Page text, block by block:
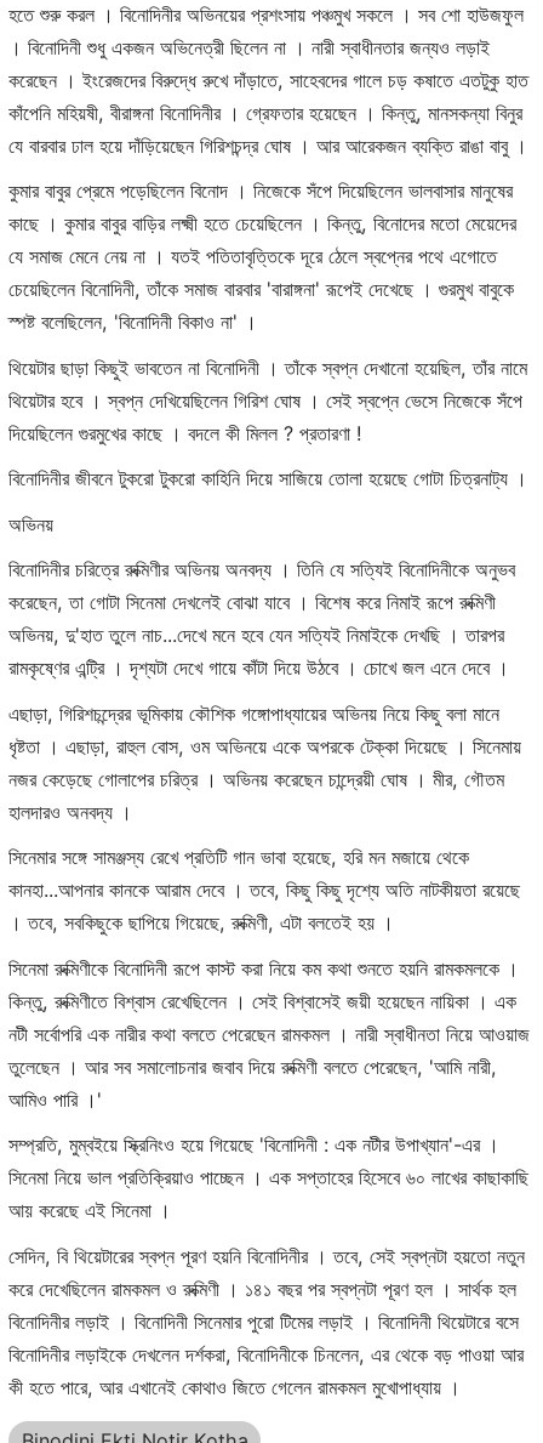
হতে শুরু করল । বিনোদিনীর অভিনয়ের প্রশংসায় পঞ্চমুখ সকলে । সব শো হাউজফুল
। বিনোদিনী শুধু একজন অভিনেত্রী ছিলেন না । নারী স্বাধীনতার জন্যও লড়াই
করেছেন । ইংরেজদের বিরুদ্ধে রুখে দাঁড়াতে, সাহেবদের গালে চড় কষাতে এতটুকু হাত
কাঁপেনি মহিয়ষী, বীরাঙ্গনা বিনোদিনীর । গ্রেফতার হয়েছেন । কিন্তু, মানসকন্যা বিনুর
যে বারবার ঢাল হয়ে দাঁড়িয়েছেন গিরিশচন্দ্র ঘোষ । আর আরেকজন ব্যক্তি রাঙা বাবু ।
কুমার বাবুর প্রেমে পড়েছিলেন বিনোদ । নিজেকে সঁপে দিয়েছিলেন ভালবাসার মানুষের
কাছে । কুমার বাবুর বাড়ির লক্ষ্মী হতে চেয়েছিলেন । কিন্তু, বিনোদের মতো মেয়েদের
যে সমাজ মেনে নেয় না । যতই পতিতাবৃত্তিকে দূরে ঠেলে স্বপ্নের পথে এগোতে
চেয়েছিলেন বিনোদিনী, তাঁকে সমাজ বারবার 'বারাঙ্গনা' রূপেই দেখেছে । গুরমুখ বাবুকে
স্পষ্ট বলেছিলেন, 'বিনোদিনী বিকাও না' ।
থিয়েটার ছাড়া কিছুই ভাবতেন না বিনোদিনী । তাঁকে স্বপ্ন দেখানো হয়েছিল, তাঁর নামে
থিয়েটার হবে । স্বপ্ন দেখিয়েছিলেন গিরিশ ঘোষ । সেই স্বপ্নে ভেসে নিজেকে সঁপে
দিয়েছিলেন গুরমুখের কাছে । বদলে কী মিলল ? প্রতারণা !
বিনোদিনীর জীবনে টুকরো টুকরো কাহিনি দিয়ে সাজিয়ে তোলা হয়েছে গোটা চিত্রনাট্য ।
অভিনয়
বিনোদিনীর চরিত্রে রুক্মিণীর অভিনয় অনবদ্য । তিনি যে সত্যিই বিনোদিনীকে অনুভব
করেছেন, তা গোটা সিনেমা দেখলেই বোঝা যাবে । বিশেষ করে নিমাই রূপে রুক্মিণী
অভিনয়, দু'হাত তুলে নাচ...দেখে মনে হবে যেন সত্যিই নিমাইকে দেখছি । তারপর
রামকৃষ্ণের এন্ট্রি । দৃশ্যটা দেখে গায়ে কাঁটা দিয়ে উঠবে । চোখে জল এনে দেবে ।
এছাড়া, গিরিশচন্দ্রের ভূমিকায় কৌশিক গঙ্গোপাধ্যায়ের অভিনয় নিয়ে কিছু বলা মানে
ধৃষ্টতা । এছাড়া, রাহুল বোস, ওম অভিনয়ে একে অপরকে টেক্কা দিয়েছে । সিনেমায়
নজর কেড়েছে গোলাপের চরিত্র । অভিনয় করেছেন চান্দ্রেয়ী ঘোষ । মীর, গৌতম
হালদারও অনবদ্য ।
সিনেমার সঙ্গে সামঞ্জস্য রেখে প্রতিটি গান ভাবা হয়েছে, হরি মন মজায়ে থেকে
কানহা...আপনার কানকে আরাম দেবে । তবে, কিছু কিছু দৃশ্যে অতি নাটকীয়তা রয়েছে
। তবে, সবকিছুকে ছাপিয়ে গিয়েছে, রুক্মিণী, এটা বলতেই হয় ।
সিনেমা রুক্মিণীকে বিনোদিনী রূপে কাস্ট করা নিয়ে কম কথা শুনতে হয়নি রামকমলকে ।
কিন্তু, রুক্মিণীতে বিশ্বাস রেখেছিলেন । সেই বিশ্বাসেই জয়ী হয়েছেন নায়িকা । এক
নটী সর্বোপরি এক নারীর কথা বলতে পেরেছেন রামকমল । নারী স্বাধীনতা নিয়ে আওয়াজ
তুলেছেন । আর সব সমালোচনার জবাব দিয়ে রুক্মিণী বলতে পেরেছেন, 'আমি নারী,
আমিও পারি ।'
সম্প্রতি, মুম্বইয়ে স্ক্রিনিংও হয়ে গিয়েছে 'বিনোদিনী : এক নটীর উপাখ্যান'-এর ।
সিনেমা নিয়ে ভাল প্রতিক্রিয়াও পাচ্ছেন । এক সপ্তাহের হিসেবে ৬০ লাখের কাছাকাছি
আয় করেছে এই সিনেমা ।
সেদিন, বি থিয়েটারের স্বপ্ন পূরণ হয়নি বিনোদিনীর । তবে, সেই স্বপ্নটা হয়তো নতুন
করে দেখেছিলেন রামকমল ও রুক্মিণী । ১৪১ বছর পর স্বপ্নটা পূরণ হল । সার্থক হল
বিনোদিনীর লড়াই । বিনোদিনী সিনেমার পুরো টিমের লড়াই । বিনোদিনী থিয়েটারে বসে
বিনোদিনীর লড়াইকে দেখলেন দর্শকরা, বিনোদিনীকে চিনলেন, এর থেকে বড় পাওয়া আর
কী হতে পারে, আর এখানেই কোথাও জিতে গেলেন রামকমল মুখোপাধ্যায় ।